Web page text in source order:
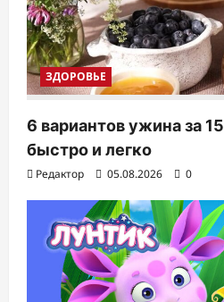
ЗДОРОВЬЕ
6 вариантов ужина за
быстро и легко
Редактор 05.08.2026 0